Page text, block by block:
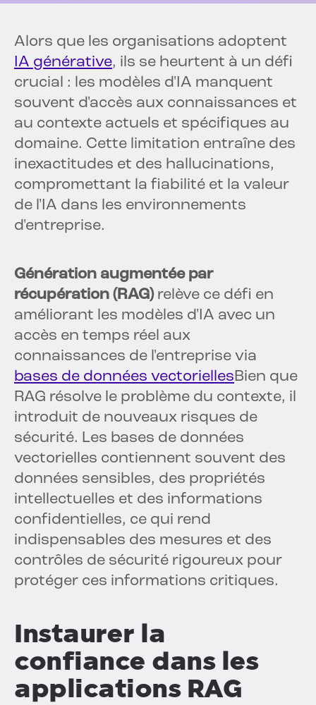
Alors que les organisations adoptent
IA générative, ils se heurtent à un défi
crucial : les modèles d'IA manquent
souvent d'accès aux connaissances et
au contexte actuels et spécifiques au
domaine. Cette limitation entraîne des
inexactitudes et des hallucinations,
compromettant la fiabilité et la valeur
de l'IA dans les environnements
d'entreprise.
Génération augmentée par
récupération (RAG)relève ce défi en
améliorant les modèles d'IA avec un
accès en temps réel aux
connaissances de l'entreprise via
bases de données vectoriellesBien que
RAG résolve le problème du contexte, il
introduit de nouveaux risques de
sécurité. Les bases de données
vectorielles contiennent souvent des
données sensibles, des propriétés
intellectuelles et des informations
confidentielles, ce qui rend
indispensables des mesures et des
contrôles de sécurité rigoureux pour
protéger ces informations critiques.
Instaurer la
confiance dans les
applications RAG